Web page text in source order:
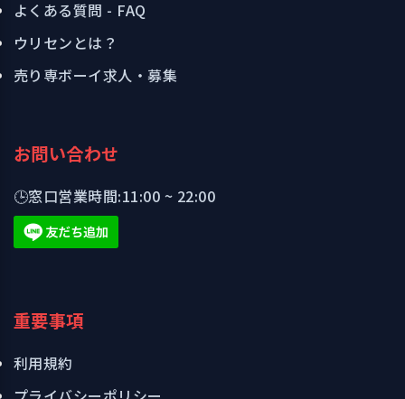
よくある質問 - FAQ
ウリセンとは？
売り専ボーイ求人・募集
お問い合わせ
🕒窓口営業時間:11:00 ~ 22:00
重要事項
利用規約